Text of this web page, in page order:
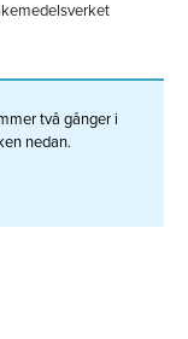
två gånger i
nedan.